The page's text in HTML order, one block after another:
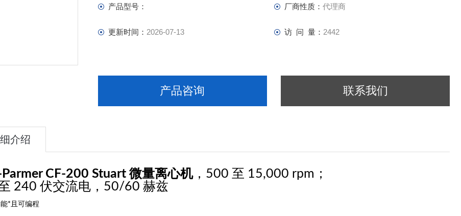
产品型号： 厂商性质： 代理商
更新时间： 2026-07-13 访 问 量： 2442
产品咨询 联系我们
介绍
CF-200 Stuart 微量离心机，500 至 15,000 rpm；
240 伏交流电，50/60 赫兹
*且可编程